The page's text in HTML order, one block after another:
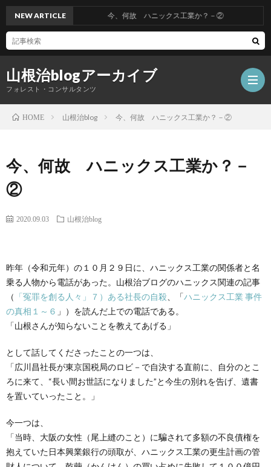
山根治blogアーカイブ
フォレスト・コンサルタンツ
創
治
社
NEW ARTICLE 今、何故 ハニックス工業か？－②
HOME 山根治blog 今、何故 ハニックス工業か？－②
今、何故 ハニックス工業か？－
②
2020.09.03 山根治blog
昨年（令和元年）の１０月２９日に、ハニックス工業の関係者と名
乗る人物から電話があった。山根治ブログのハニックス関連の記事
（ 「冤罪を創る人々」７）ある社長の自殺 、「ハニックス工業 事件
の真相１～６ 」）を読んだ上での電話である。
「山根さんが知らないことを教えてあげる」
として話してくださったことの一つは、
「広川昌社長が東京国税局のロビ－で自決する直前に、自分のとこ
ろに来て、“長い間お世話になりました”と今生の別れを告げ、遺書
を置いていったこと。」
今一つは、
「当時、大阪の女性（尾上縫のこと）に騙されて多額の不良債権を
抱えていた日本興業銀行の頭取が、ハニックス工業の更生計画の管